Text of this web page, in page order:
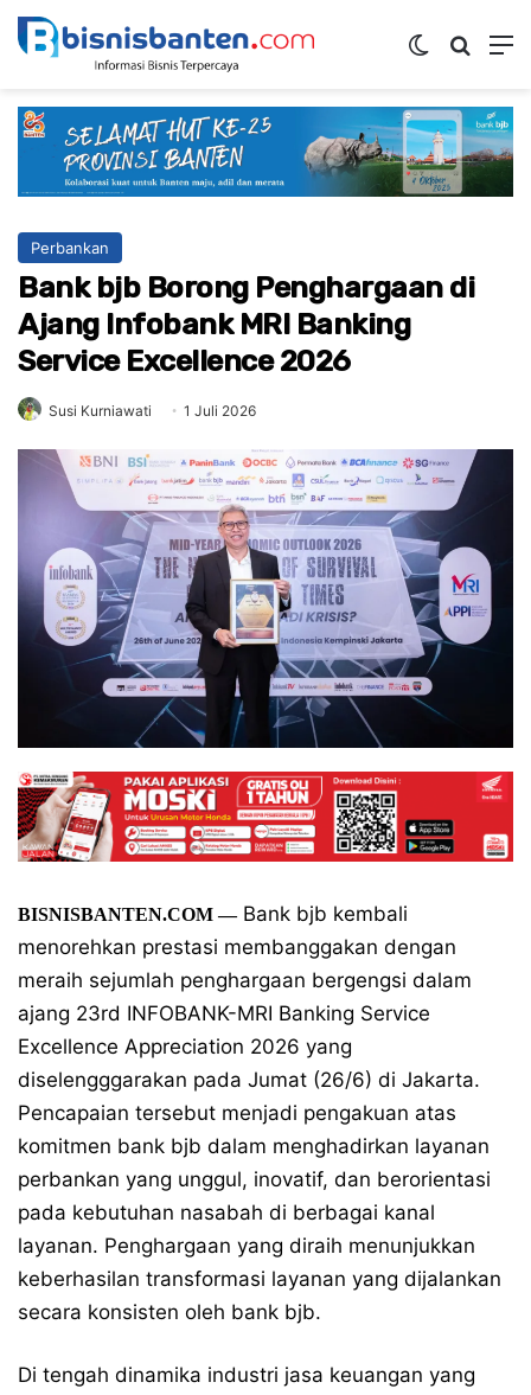
Switch skin
Perbankan
Bank bjb Borong Penghargaan di
Ajang Infobank MRI Banking
Service Excellence 2026
Susi Kurniawati 1 Juli 2026
BISNISBANTEN.COM —Bank bjb kembali
menorehkan prestasi membanggakan dengan
meraih sejumlah penghargaan bergengsi dalam
ajang 23rd INFOBANK-MRI Banking Service
Excellence Appreciation 2026 yang
diselengggarakan pada Jumat (26/6) di Jakarta.
Pencapaian tersebut menjadi pengakuan atas
komitmen bank bjb dalam menghadirkan layanan
perbankan yang unggul, inovatif, dan berorientasi
pada kebutuhan nasabah di berbagai kanal
layanan. Penghargaan yang diraih menunjukkan
keberhasilan transformasi layanan yang dijalankan
secara konsisten oleh bank bjb.
Di tengah dinamika industri jasa keuangan yang